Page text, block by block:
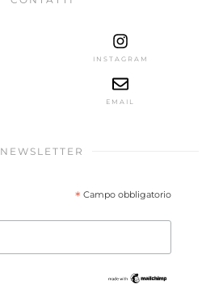
INSTAGRAM
EMAIL
NEWSLETTER
* Campo obbligatorio